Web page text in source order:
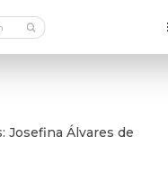
Josefina Álvares de